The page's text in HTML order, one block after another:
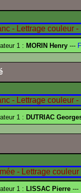
1 : MORIN Henry ---
1 : DUTRIAC
1 : LISSAC Pierre ---